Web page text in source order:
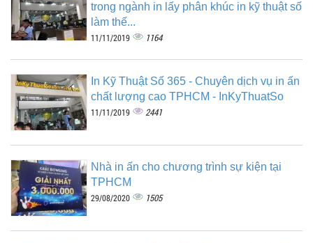
trong ngành in lấy phân khúc in kỹ thuật số
làm thế...
11/11/2019 1164
In Kỹ Thuật Số 365 - Chuyên dịch vụ in ấn
chất lượng cao TPHCM - InKyThuatSo
11/11/2019 2441
Nhà in ấn cho chương trình sự kiện tại
TPHCM
29/08/2020 1505